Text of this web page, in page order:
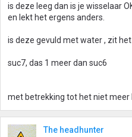
is deze leeg dan is je wisselaar
en lekt het ergens anders.
is deze gevuld met water , zit het
suc7, das 1 meer dan suc6
met betrekking tot het niet meer
The headhunter